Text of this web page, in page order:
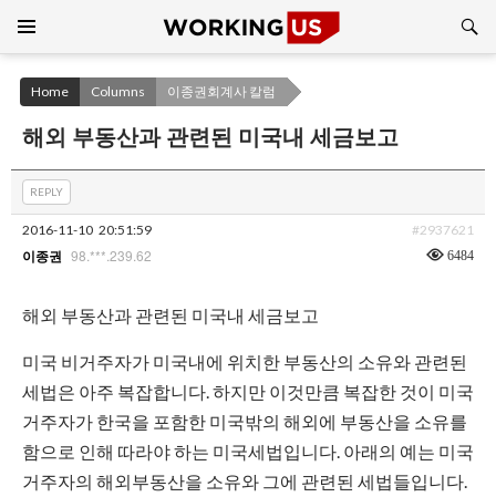
CONTENT
Home Columns 이종권회계사 칼럼
해외 부동산과 관련된 미국내 세금보고
REPLY
2016-11-10 20:51:59 #2937621
이종권 98.***.239.62 6484
해외 부동산과 관련된 미국내 세금보고
미국 비거주자가 미국내에 위치한 부동산의 소유와 관련된
세법은 아주 복잡합니다. 하지만 이것만큼 복잡한 것이 미국
거주자가 한국을 포함한 미국밖의 해외에 부동산을 소유를
함으로 인해 따라야 하는 미국세법입니다. 아래의 예는 미국
거주자의 해외부동산을 소유와 그에 관련된 세법들입니다.